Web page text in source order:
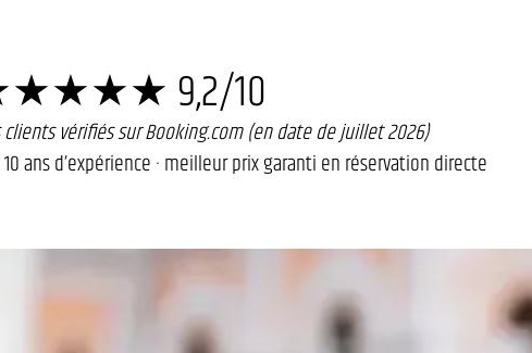
9,2/10
clients vérifiés sur Booking.com (en date de juillet 2026)
ans d’expérience · meilleur prix garanti en réservation directe